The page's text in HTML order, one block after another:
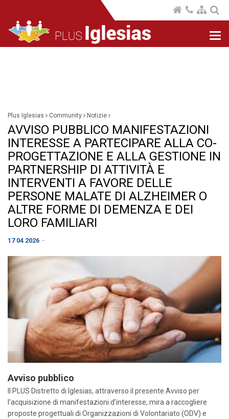
Plus Iglesias Community Notizie
AVVISO PUBBLICO MANIFESTAZIONI
INTERESSE A PARTECIPARE ALLA CO-
PROGETTAZIONE E ALLA GESTIONE IN
PARTNERSHIP DI ATTIVITÀ E
INTERVENTI A FAVORE DELLE
PERSONE MALATE DI ALZHEIMER O
ALTRE FORME DI DEMENZA E DEI
LORO FAMILIARI
17 04 2026 -
Avviso pubblico
Il PLUS Distretto di Iglesias, attraverso il presente Avviso per
l’acquisizione di manifestazioni d’interesse, mira a raccogliere
proposte progettuali di Organizzazioni di Volontariato (ODV) e